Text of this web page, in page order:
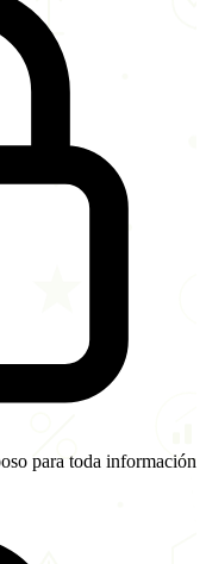
para toda información